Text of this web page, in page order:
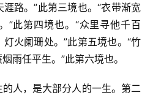
路。”此第三境也。“衣带渐宽
”此第四境也。“众里寻他千百
火阑珊处。”此第五境也。“竹
雨任平生。”此第六境也。
人，是大部分人的一生。第二